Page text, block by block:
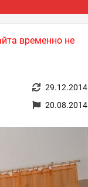
временно не
29.12.2014
20.08.2014